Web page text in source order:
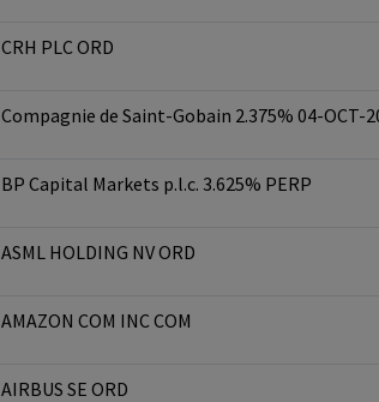
CRH PLC ORD
Compagnie de Saint-Gobain 2.375% 04-OCT-
BP Capital Markets p.l.c. 3.625% PERP
ASML HOLDING NV ORD
AMAZON COM INC COM
AIRBUS SE ORD